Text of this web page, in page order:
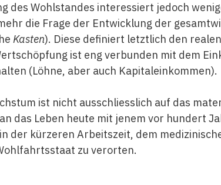
des Wohlstandes interessiert jedoch
die Frage der Entwicklung der
Kasten). Diese definiert letztlich den
ist eng verbunden mit dem
(Löhne, aber auch Kapitaleinkommen).
ist nicht ausschliesslich auf das
das Leben heute mit jenem vor hundert
der kürzeren Arbeitszeit, dem
zu verorten.